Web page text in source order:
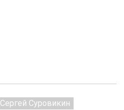
Сергей Суровикин